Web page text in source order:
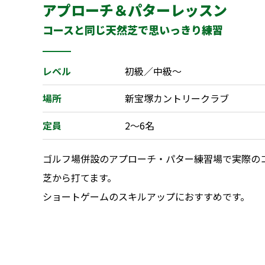
アプローチ＆パターレッスン
コースと同じ天然芝で思いっきり練習
レベル
初級／中級〜
場所
新宝塚カントリークラブ
定員
2～6名
ゴルフ場併設のアプローチ・パター練習場で実際
芝から打てます。
ショートゲームのスキルアップにおすすめです。